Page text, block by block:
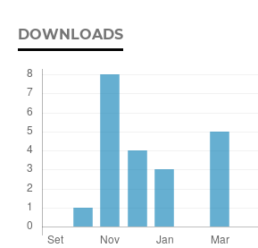
DOWNLOADS